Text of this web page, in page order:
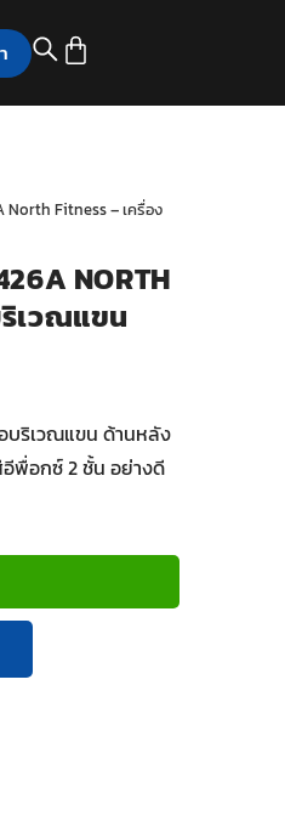
North Fitness – เครื่อง
NORTH
ริเวณแขน
อบริเวณแขน ด้านหลัง
พื่อกซ์ 2 ชั้น อย่างดี